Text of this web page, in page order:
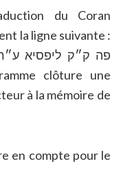
du Coran
la ligne suivante :
פה ק״ק ליפסיא
à la mémoire de
en compte pour le